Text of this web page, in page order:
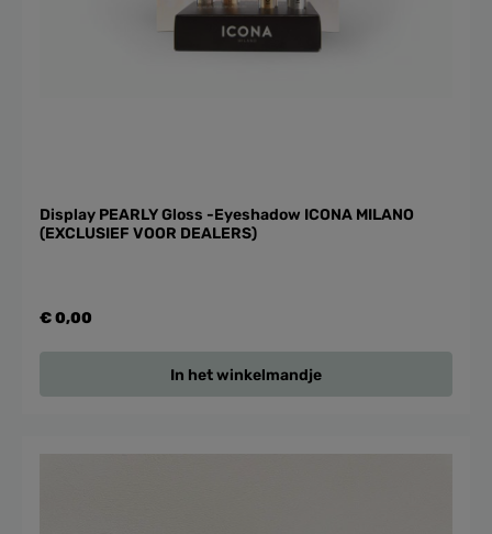
Display PEARLY Gloss -Eyeshadow ICONA MILANO
(EXCLUSIEF VOOR DEALERS)
€ 0,00
In het winkelmandje